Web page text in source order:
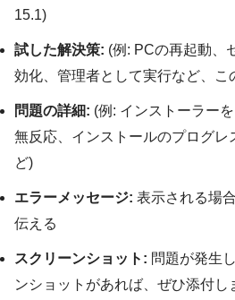
15.1)
試した解決策: (例: PCの再起動、
効化、管理者として実行など、こ
問題の詳細: (例: インストーラー
無反応、インストールのプログレ
ど)
エラーメッセージ: 表示される場
伝える
スクリーンショット: 問題が発生
ンショットがあれば、ぜひ添付し